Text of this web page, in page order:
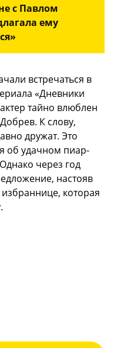
с Павлом
ему
встречаться в
«Дневники
тайно влюблен
К слову,
дружат. Это
об удачном пиар-
через год
настояв
избраннице, которая